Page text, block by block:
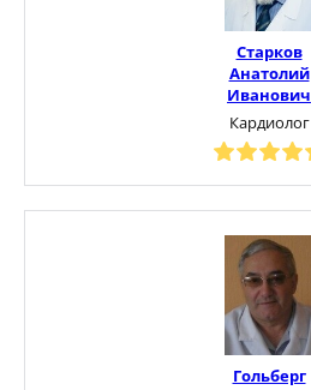
Старков
Анатолий
Иванович
Кардиолог
Гольберг